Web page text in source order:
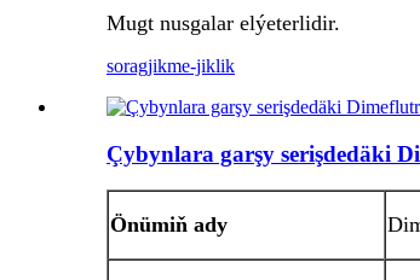
Mugt nusgalar elýeterlidir.
soragjikme-jiklik
Çybynlara garşy serişdedäki
Önümiň ady